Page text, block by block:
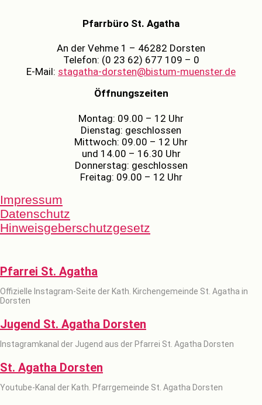
Pfarrbüro St. Agatha
An der Vehme 1 – 46282 Dorsten
Telefon: (0 23 62) 677 109 – 0
E-Mail: stagatha-dorsten@bistum-muenster.de
Öffnungszeiten
Montag: 09.00 – 12 Uhr
Dienstag: geschlossen
Mittwoch: 09.00 – 12 Uhr
und 14.00 – 16.30 Uhr
Donnerstag: geschlossen
Freitag: 09.00 – 12 Uhr
Impressum
Datenschutz
Hinweisgeberschutzgesetz
Pfarrei St. Agatha
Offizielle Instagram-Seite der Kath. Kirchengemeinde St. Agatha in
Dorsten
Jugend St. Agatha Dorsten
Instagramkanal der Jugend aus der Pfarrei St. Agatha Dorsten
St. Agatha Dorsten
Youtube-Kanal der Kath. Pfarrgemeinde St. Agatha Dorsten